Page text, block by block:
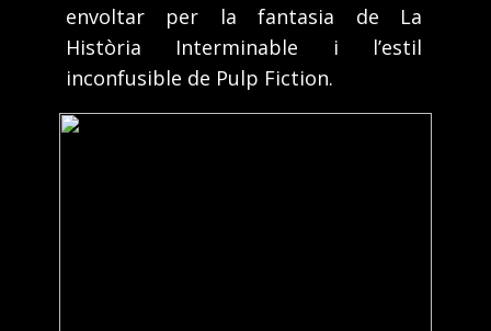
envoltar per la fantasia de La
Història Interminable i l’estil
inconfusible de Pulp Fiction.